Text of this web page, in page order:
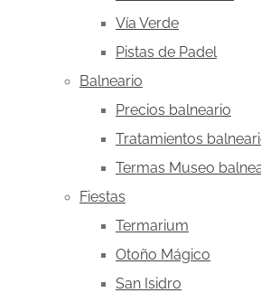
Vía Verde
Pistas de Padel
Balneario
Precios balneario
Tratamientos
Termas Museo
Fiestas
Termarium
Otoño Mágico
San Isidro